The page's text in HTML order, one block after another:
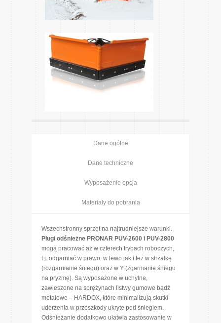
Dane ogólne
Dane techniczne
Wyposażenie opcja
Materiały do pobrania
Wszechstronny sprzęt na najtrudniejsze warunki.
Pługi odśnieżne PRONAR PUV-2600 i PUV-2800
mogą pracować aż w czterech trybach roboczych,
t.j. odgarniać w prawo, w lewo jak i też w strzałkę
(rozgarnianie śniegu) oraz w Y (zgarnianie śniegu
na pryzmę). Są wyposażone w uchylne,
zawieszone na sprężynach listwy gumowe bądź
metalowe – HARDOX, które minimalizują skutki
uderzenia w przeszkody ukryte pod śniegiem.
Odśnieżanie dodatkowo ułatwia zastosowanie w